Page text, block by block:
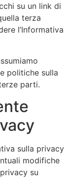
su un link di
terza
l’Informativa
politiche sulla
parti.
sulla privacy
modifiche
su